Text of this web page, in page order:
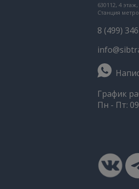
630112, 4
Станция
8 (499)
График
Пн - Пт: